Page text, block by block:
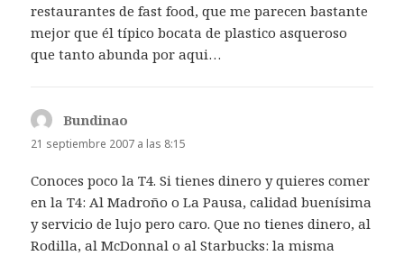
restaurantes de fast food, que me parecen bastante
mejor que él típico bocata de plastico asqueroso
que tanto abunda por aqui…
Bundinao
21 septiembre 2007 a las 8:15
Conoces poco la T4. Si tienes dinero y quieres comer
en la T4: Al Madroño o La Pausa, calidad buenísima
y servicio de lujo pero caro. Que no tienes dinero, al
Rodilla, al McDonnal o al Starbucks: la misma